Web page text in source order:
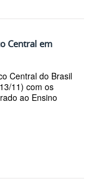
Central em
Central do Brasil
11) com os
ao Ensino